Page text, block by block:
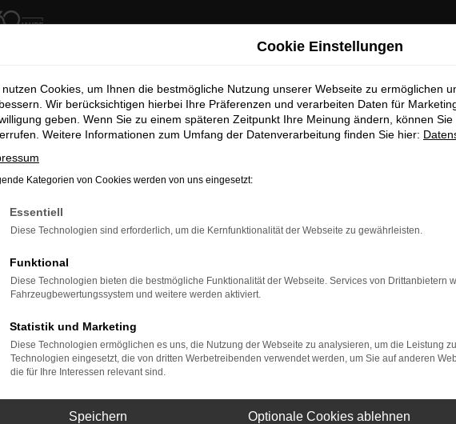
Cookie Einstellungen
nutzen Cookies, um Ihnen die bestmögliche Nutzung unserer Webseite zu ermöglichen
Wir berücksichtigen hierbei Ihre Präferenzen und verarbeiten Daten für
geben. Wenn Sie zu einem späteren Zeitpunkt Ihre Meinung ändern, können
Weitere Informationen zum Umfang der Datenverarbeitung finden Sie hier:
Kategorien von Cookies werden von uns eingesetzt:
Essentiell
Diese Technologien sind erforderlich, um die Kernfunktionalität der Webseite zu gewährleisten.
Funktional
Diese Technologien bieten die bestmögliche Funktionalität der Webseite. Services von Drittanbietern
Fahrzeugbewertungssystem und weitere werden aktiviert.
Statistik und Marketing
Diese Technologien ermöglichen es uns, die Nutzung der Webseite zu analysieren, um die Leistung
Technologien eingesetzt, die von dritten Werbetreibenden verwendet werden, um Sie auf anderen
die für Ihre Interessen relevant sind.
Speichern Optionale Cookies ablehnen